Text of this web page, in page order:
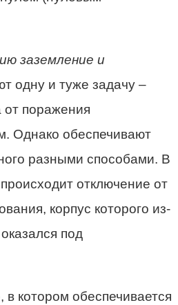
заземление и
одну и туже задачу –
поражения
Однако обеспечивают
разными способами. В
отключение от
корпус которого из-
под
котором обеспечивается